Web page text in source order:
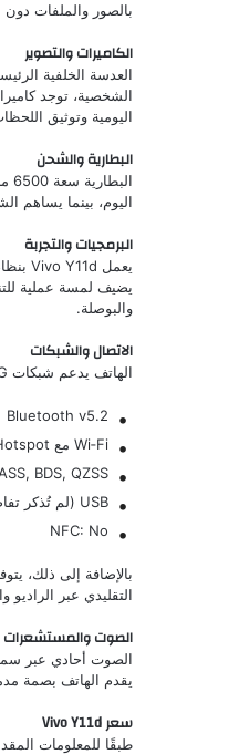
بالصور والملفات دون
الكاميرات والتصوير
اليومية وتوثيق
البطارية والشحن
اليوم، بينما يساهم
البرمجيات والتجربة
يضيف لمسة عملية
والبوصلة.
الاتصال والشبكات
الهاتف يدعم شبكات 2G و3G و4G و5G، مع ثنائي الشريحة من نوع Nano SIM. خيارات الاتصال تشمل:
Bluetooth v5.2
Wi‑Fi مع Hotspot
BDS, QZSS
USB (لم تُذكر تفاصيل نوع المنفذ)
NFC: No
التقليدي عبر
الصوت والمستشعرات
يقدم الهاتف بصمة
سعر Vivo Y11d